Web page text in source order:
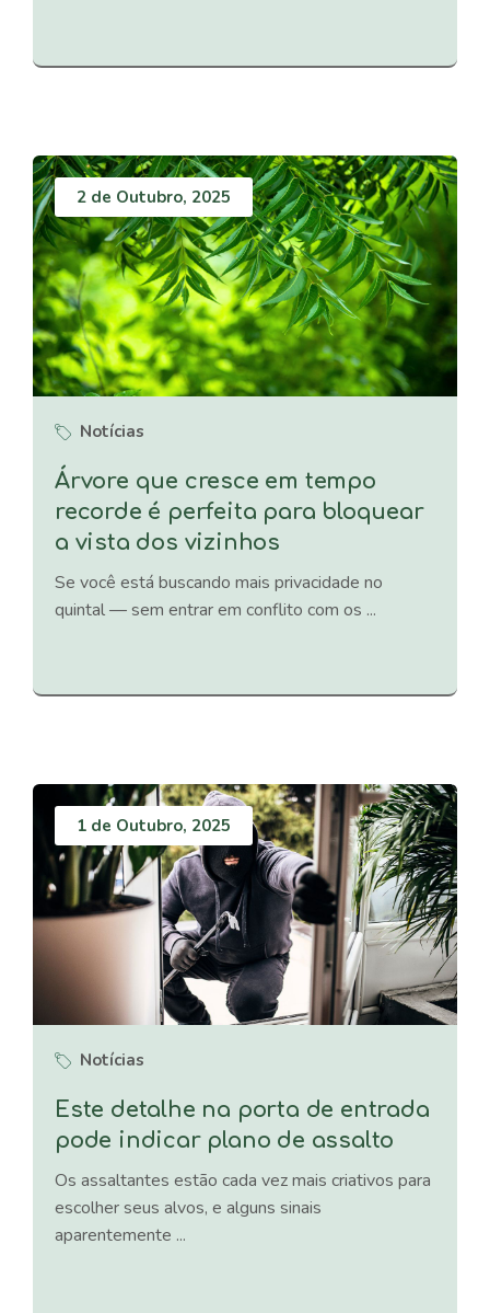
2 de Outubro, 2025
Notícias
Árvore que cresce em tempo
recorde é perfeita para bloquear
a vista dos vizinhos
Se você está buscando mais privacidade no
quintal — sem entrar em conflito com os ...
1 de Outubro, 2025
Notícias
Este detalhe na porta de entrada
pode indicar plano de assalto
Os assaltantes estão cada vez mais criativos para
escolher seus alvos, e alguns sinais
aparentemente ...